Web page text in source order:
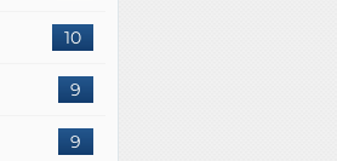
10
9
9